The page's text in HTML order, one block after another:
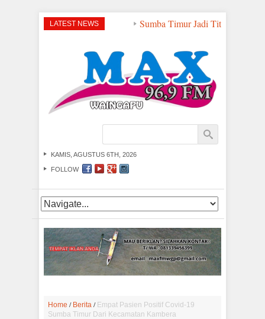
LATEST NEWS Sumba Timur Jadi Titik Strategis
KAMIS, AGUSTUS 6TH, 2026
FOLLOW
Home / Berita / Empat Pasien Positif Covid-19
Sumba Timur Dari Kecamatan Kambera